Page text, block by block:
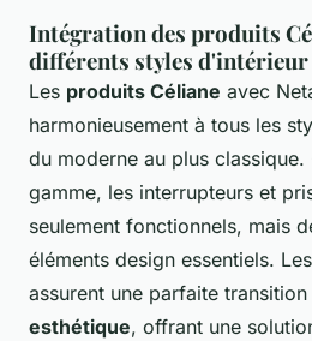
Intégration des produits
différents styles d'intérieur
Les produits Céliane avec
harmonieusement à tous les
du moderne au plus classique.
gamme, les interrupteurs et
seulement fonctionnels, mais
éléments design essentiels.
assurent une parfaite transition
esthétique, offrant une